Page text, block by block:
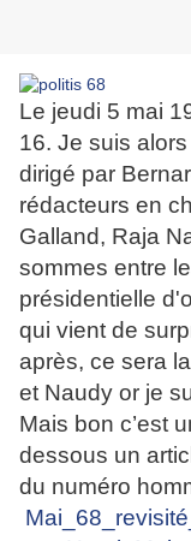
Le jeudi 5 mai
16. Je suis
dirigé par
rédacteurs en
Galland, Raja
sommes entre
présidentielle
qui vient de
après, ce sera
et Naudy or je
Mais bon c’est
dessous un
du numéro